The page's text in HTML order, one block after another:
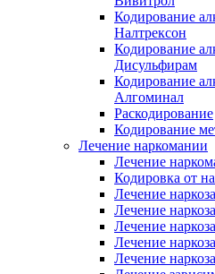
Кодирование
Налтрексон
Кодирование
Дисульфирам
Кодирование
Алгоминал
Раскодирование
Кодирование
Лечение наркомании
Лечение
Кодировка от
Лечение
Лечение
Лечение
Лечение
Лечение